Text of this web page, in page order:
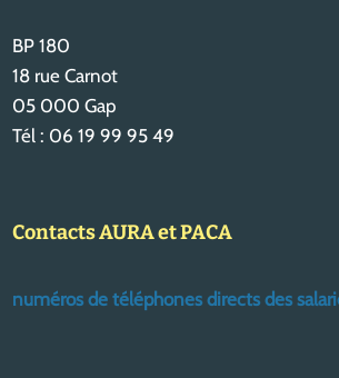
BP 180
18 rue Carnot
05 000 Gap
Tél : 06 19 99 95 49
Contacts AURA et PACA
numéros de téléphones directs des